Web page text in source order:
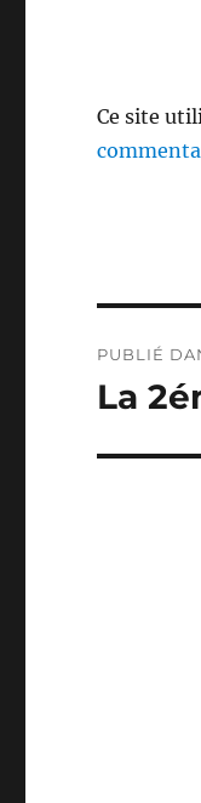
Ce site
de
PUBLIÉ
La